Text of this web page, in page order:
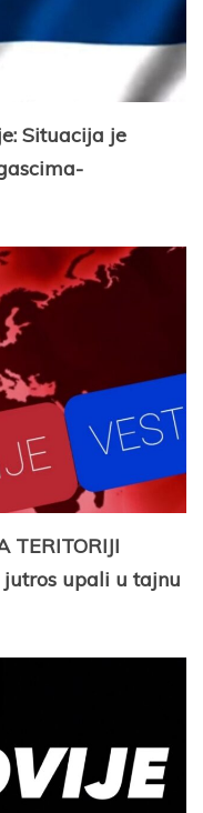
Situacija je
TERITORIJI
jutros upali u tajnu